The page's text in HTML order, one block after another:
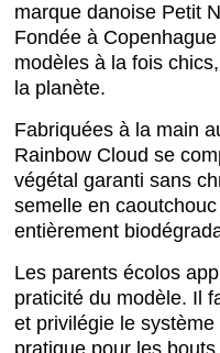
marque danoise Petit
Fondée à
modèles à la fois
la planète.
Fabriquées à la main
Rainbow Cloud se
végétal garanti sans
semelle en
entièrement
Les parents écolos
praticité du modèle. Il
et privilégie le système